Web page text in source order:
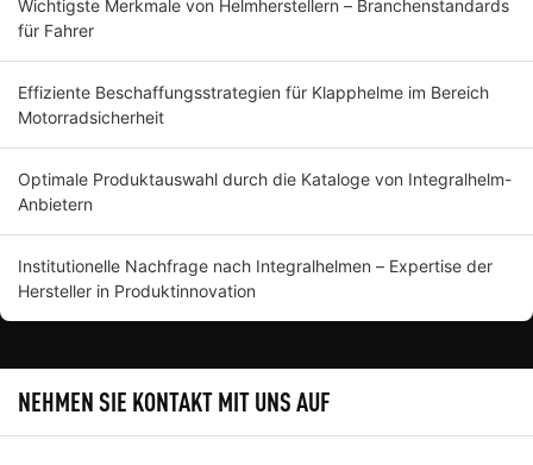
Wichtigste Merkmale von Helmherstellern – Branchenstandards
für Fahrer
Effiziente Beschaffungsstrategien für Klapphelme im Bereich
Motorradsicherheit
Optimale Produktauswahl durch die Kataloge von Integralhelm-
Anbietern
Institutionelle Nachfrage nach Integralhelmen – Expertise der
Hersteller in Produktinnovation
NEHMEN SIE KONTAKT MIT UNS AUF